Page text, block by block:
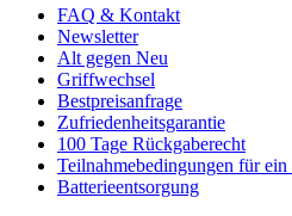
FAQ & Kontakt
Newsletter
Alt gegen Neu
Griffwechsel
Bestpreisanfrage
Zufriedenheitsgarantie
100 Tage Rückgaberecht
Teilnahmebedingungen für
Batterieentsorgung